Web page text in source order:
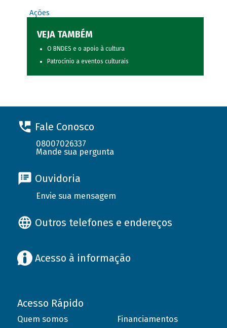
Ações
VEJA TAMBÉM
O BNDES e o apoio à cultura
Patrocínio a eventos culturais
Fale Conosco
08007026337
Mande sua pergunta
Ouvidoria
Envie sua mensagem
Outros telefones e endereços
Acesso à informação
Acesso Rápido
Quem somos
Financiamentos